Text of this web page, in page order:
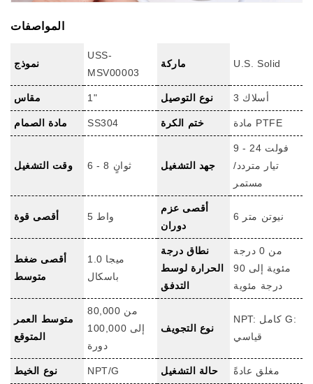
المواصفات
نموذج
USS-
MSV00003
ماركة U.S. Solid
مقاس 1" نوع التوصيل 3 أسلاك
مادة الصمام SS304 ختم الكرة مادة PTFE
وقت التشغيل 6 - 8 ثوانٍ جهد التشغيل
9 - 24 فولت
تيار متردد/
مستمر
أقصى قوة 5 واط
أقصى عزم
دوران
6 نيوتن متر
أقصى ضغط
متوسط
1.0 ميجا
باسكال
نطاق درجة
الحرارة لوسط
التدفق
من 0 درجة
مئوية إلى 90
درجة مئوية
متوسط ​​العمر
المتوقع
من 80,000
إلى 100,000
دورة
نوع التجويف
NPT: كامل G:
قياسي
نوع الخيط NPT/G حالة التشغيل مغلق عادةً